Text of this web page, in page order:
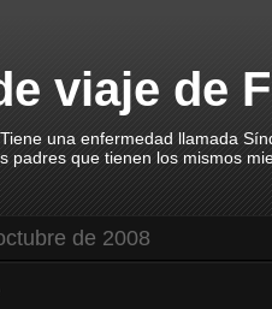
viaje de
una enfermedad llamada
padres que tienen los mismos
de 2008